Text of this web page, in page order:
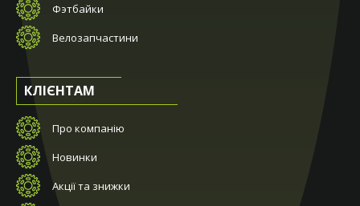
Фэтбайки
Велозапчастини
КЛІЄНТАМ
Про компанію
Новинки
Акції та знижки